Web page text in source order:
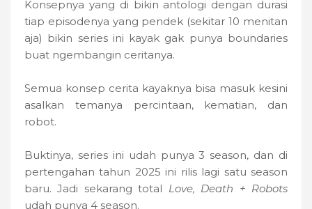
Konsepnya yang di bikin antologi dengan durasi
tiap episodenya yang pendek (sekitar 10 menitan
aja) bikin series ini kayak gak punya boundaries
buat ngembangin ceritanya.
Semua konsep cerita kayaknya bisa masuk kesini
asalkan temanya percintaan, kematian, dan
robot.
Buktinya, series ini udah punya 3 season, dan di
pertengahan tahun 2025 ini rilis lagi satu season
baru. Jadi sekarang total Love, Death + Robots
udah punya 4 season.